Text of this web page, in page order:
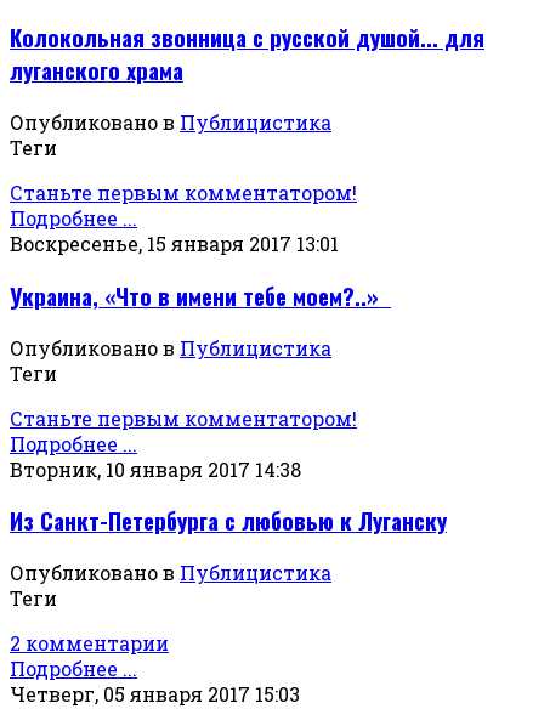
Колокольная звонница с русской душой... для
луганского храма
Опубликовано в Публицистика
Теги
Станьте первым комментатором!
Подробнее ...
Воскресенье, 15 января 2017 13:01
Украина, «Что в имени тебе моем?..»
Опубликовано в Публицистика
Теги
Станьте первым комментатором!
Подробнее ...
Вторник, 10 января 2017 14:38
Из Санкт-Петербурга с любовью к Луганску
Опубликовано в Публицистика
Теги
2 комментарии
Подробнее ...
Четверг, 05 января 2017 15:03